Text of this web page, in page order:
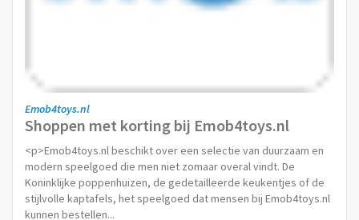
Emob4toys.nl
Shoppen met korting bij Emob4toys.nl
<p>Emob4toys.nl beschikt over een selectie van duurzaam en
modern speelgoed die men niet zomaar overal vindt. De
Koninklijke poppenhuizen, de gedetailleerde keukentjes of de
stijlvolle kaptafels, het speelgoed dat mensen bij Emob4toys.nl
kunnen bestellen...